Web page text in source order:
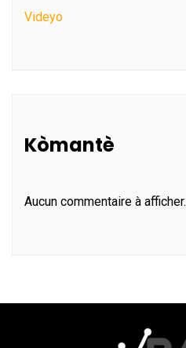
Videyo
Kòmantè
Aucun commentaire à afficher.